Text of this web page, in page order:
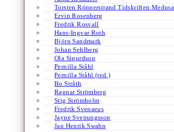
Torsten Rönnerstrand Tidskriften Medusa
Ervin Rosenberg
Fredrik Rosvall
Hans-Ingvar Roth
Björn Sandmark
Johan Sehlberg
Ola Sigurdson
Pernilla Ståhl
Pernilla Ståhl (red.)
Bo Stråth
Ragnar Strömberg
Stig Strömholm
Fredrik Svenaeus
Jayne Svenungsson
Jan Henrik Swahn